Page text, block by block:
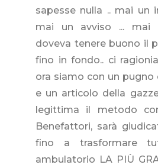
sapesse nulla .. mai un
mai un avviso ... mai
doveva tenere buono il
fino in fondo.. ci
ora siamo con un
e un articolo della
legittima il metodo
Benefattori, sarà
fino a trasformare
ambulatorio LA PIÙ